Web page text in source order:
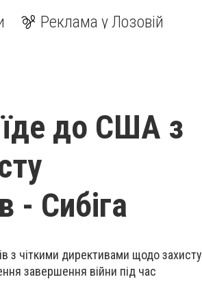
Реклама у Лозовій
їде до США з
- Сибіга
з чіткими директивами щодо захисту
завершення війни під час